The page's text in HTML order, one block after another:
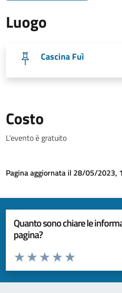
Luogo
Cascina Fuì
Costo
L'evento è gratuito
Pagina aggiornata il 28/05/2023,
Quanto sono chiare le
pagina?
Valuta da 1 a 5 stelle la pagina
Valuta 5 stelle
Valuta 4 stelle su 5
Valuta 3 stelle su 5
Valuta 2 stelle su 5
Valuta 1 stelle su 5